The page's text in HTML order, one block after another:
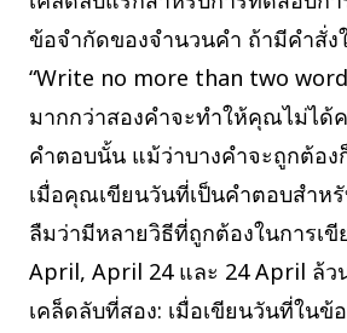
ข้อจำกัดของจำนวนคำ ถ้ามีคำสั่ง
“Write no more than two
มากกว่าสองคำจะทำให้คุณไม่ได้
คำตอบนั้น แม้ว่าบางคำจะถูกต้อง
เมื่อคุณเขียนวันที่เป็นคำตอบสำห
ลืมว่ามีหลายวิธีที่ถูกต้องในการเขี
April, April 24 และ 24 April ล้ว
เคล็ดลับที่สอง: เมื่อเขียนวันที่ในข้